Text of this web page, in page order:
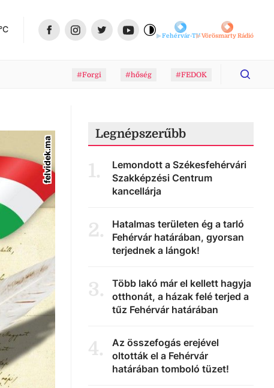
°C
Fehérvár-TVVörösmarty Rádió
#Forgi #hőség #FEDOK
felvidek.ma
Legnépszerűbb
1.
Lemondott a Székesfehérvári
Szakképzési Centrum
kancellárja
2.
Hatalmas területen ég a tarló
Fehérvár határában, gyorsan
terjednek a lángok!
3.
Több lakó már el kellett hagyja
otthonát, a házak felé terjed a
tűz Fehérvár határában
4.
Az összefogás erejével
oltották el a Fehérvár
határában tomboló tüzet!